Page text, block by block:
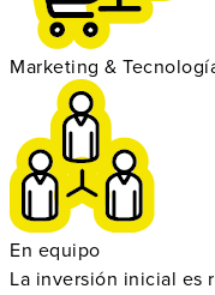
Marketing &
En equipo
La inversión inicial es